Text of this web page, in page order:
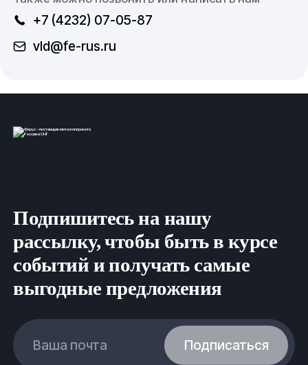
+7 (4232) 07-05-87
vld@fe-rus.ru
Подпишитесь на нашу
рассылку, чтобы быть в курсе
событий и получать самые
выгодные предложения
Ваша почта Подписаться